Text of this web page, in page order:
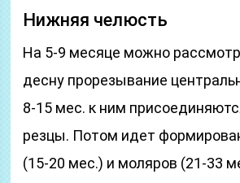
Нижняя челюсть
На 5-9 месяце можно
десну прорезывание
8-15 мес. к ним
резцы. Потом идет
(15-20 мес.) и моляров (21-33